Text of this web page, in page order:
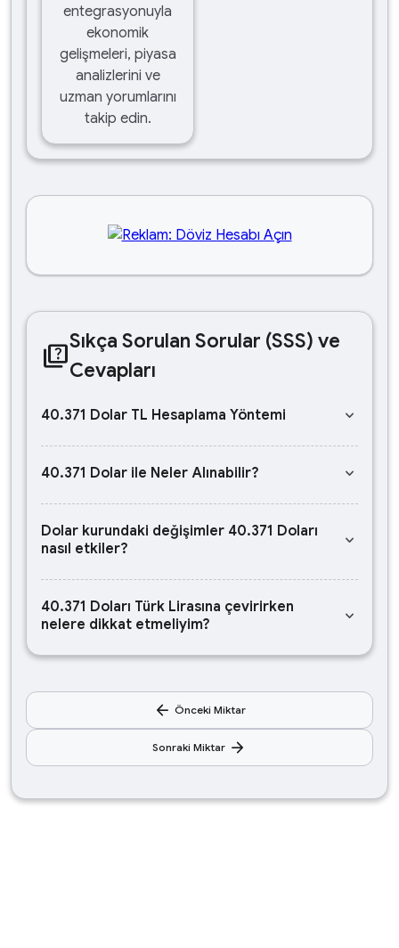
entegrasyonuyla
ekonomik
gelişmeleri, piyasa
analizlerini ve
uzman yorumlarını
takip edin.
quizSıkça Sorulan Sorular (SSS) ve
Cevapları
40.371 Dolar TL Hesaplama Yöntemi keyboard_arrow_down
40.371 Dolar ile Neler Alınabilir? keyboard_arrow_down
Dolar kurundaki değişimler 40.371 Doları
nasıl etkiler?
keyboard_arrow_down
40.371 Doları Türk Lirasına çevirirken
nelere dikkat etmeliyim?
keyboard_arrow_down
arrow_back Önceki Miktar
Sonraki Miktar arrow_forward